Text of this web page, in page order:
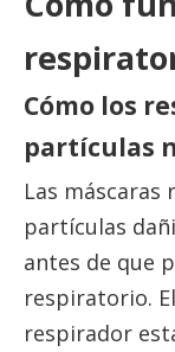
Cómo los
partículas
Las
partículas
antes de que
respiratorio.
respirador